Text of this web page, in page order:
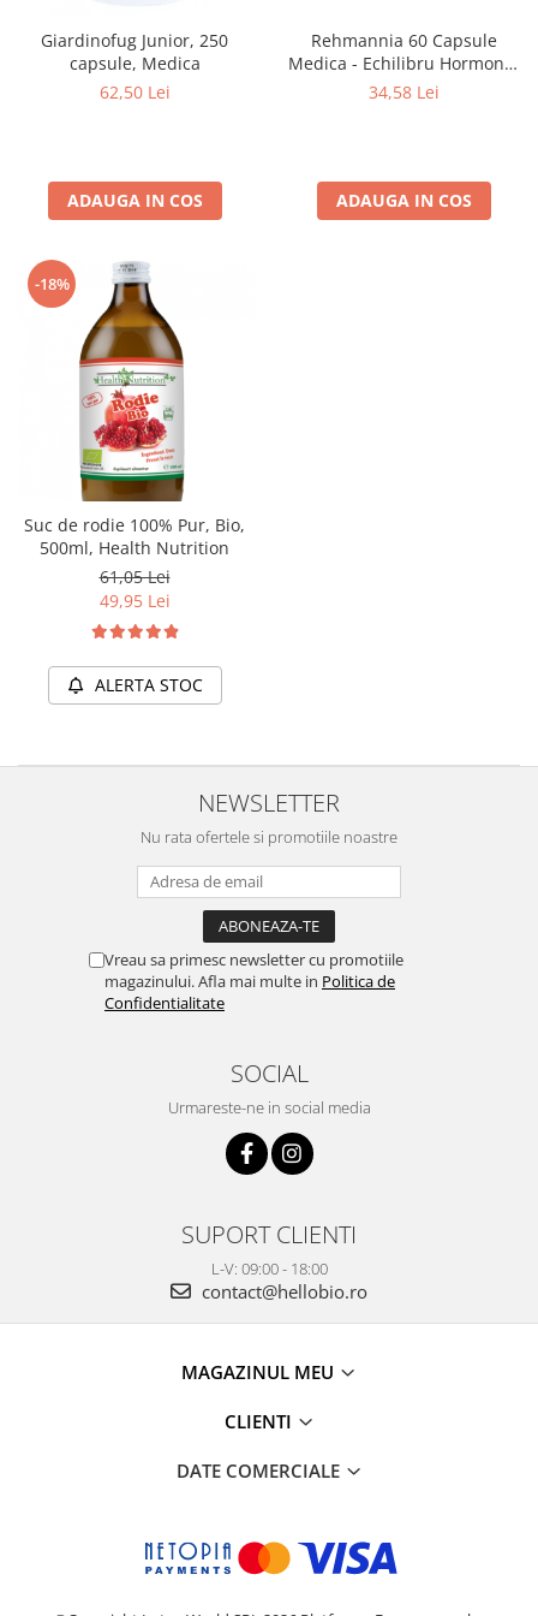
Giardinofug Junior, 250
capsule, Medica
62,50 Lei
ADAUGA IN COS
Rehmannia 60 Capsule
Medica - Echilibru Hormonal
și Menopauză
34,58 Lei
ADAUGA IN COS
-18%
Suc de rodie 100% Pur, Bio,
500ml, Health Nutrition
61,05 Lei
49,95 Lei
ALERTA STOC
NEWSLETTER
Nu rata ofertele si promotiile noastre
Vreau sa primesc newsletter cu promotiile
magazinului. Afla mai multe in Politica de
Confidentialitate
SOCIAL
Urmareste-ne in social media
SUPORT CLIENTI
L-V: 09:00 - 18:00
contact@hellobio.ro
MAGAZINUL MEU
CLIENTI
DATE COMERCIALE